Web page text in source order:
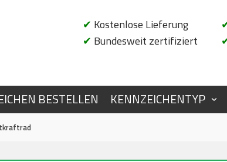
✔ Kostenlose Lieferung
✔ Bundesweit zertifiziert
BESTELLEN KENNZEICHENTYP